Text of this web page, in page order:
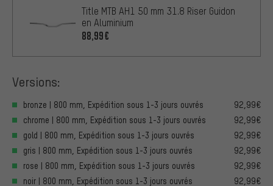
Title MTB AH1 50 mm 31.8 Riser Guidon
en Aluminium
88,99€
Versions:
bronze | 800 mm, Expédition sous 1-3 jours ouvrés
92,99€
chrome | 800 mm, Expédition sous 1-3 jours ouvrés
92,99€
gold | 800 mm, Expédition sous 1-3 jours ouvrés
92,99€
gris | 800 mm, Expédition sous 1-3 jours ouvrés
92,99€
rose | 800 mm, Expédition sous 1-3 jours ouvrés
92,99€
noir | 800 mm, Expédition sous 1-3 jours ouvrés
92,99€